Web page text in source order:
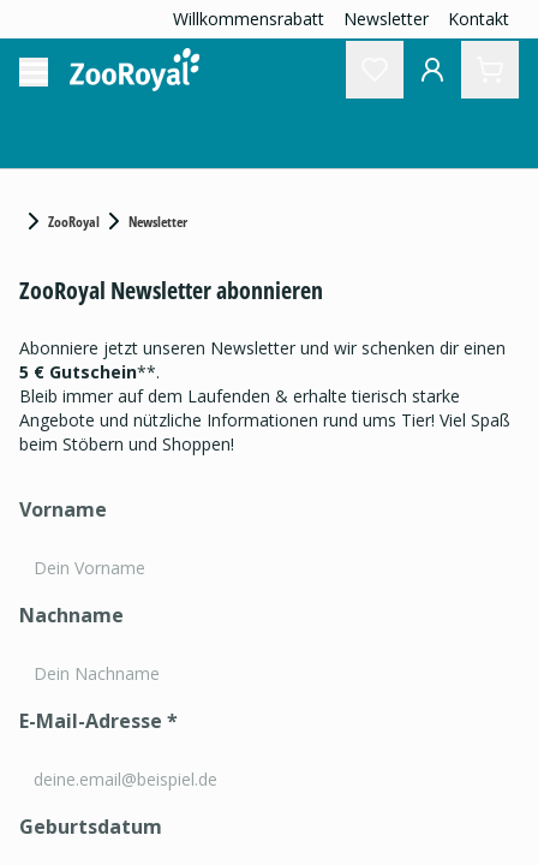
Willkommensrabatt Newsletter Kontakt
ZooRoyal Newsletter
ZooRoyal Newsletter abonnieren
Abonniere jetzt unseren Newsletter und wir schenken dir einen
5 € Gutschein**.
Bleib immer auf dem Laufenden & erhalte tierisch starke
Angebote und nützliche Informationen rund ums Tier! Viel Spaß
beim Stöbern und Shoppen!
Vorname
Nachname
E-Mail-Adresse *
Geburtsdatum